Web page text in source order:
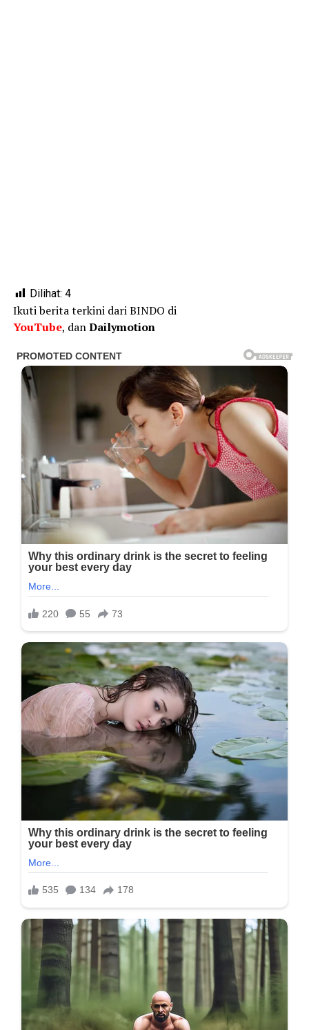
Dilihat: 4
Ikuti berita terkini dari BINDO di
YouTube, danDailymotion